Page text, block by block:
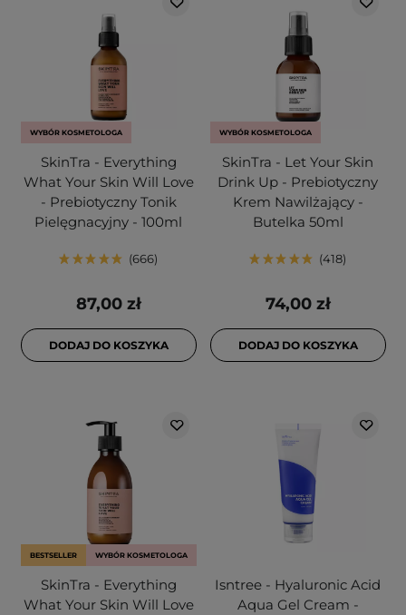
WYBÓR KOSMETOLOGA
SkinTra - Everything
What Your Skin Will Love
- Prebiotyczny Tonik
Pielęgnacyjny - 100ml
666
87,00 zł
DODAJ DO KOSZYKA
WYBÓR KOSMETOLOGA
SkinTra - Let Your Skin
Drink Up - Prebiotyczny
Krem Nawilżający -
Butelka 50ml
418
74,00 zł
DODAJ DO KOSZYKA
BESTSELLER WYBÓR KOSMETOLOGA
SkinTra - Everything
What Your Skin Will Love
Isntree - Hyaluronic Acid
Aqua Gel Cream -